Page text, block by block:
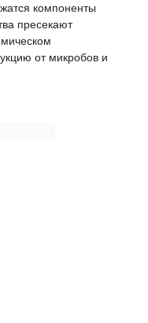
компоненты
пресекают
от микробов и